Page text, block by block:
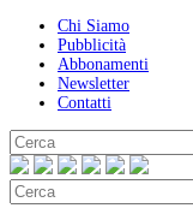
Chi Siamo
Pubblicità
Abbonamenti
Newsletter
Contatti